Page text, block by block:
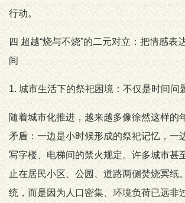
行动。
四 超越“烧与不烧”的二元对立：把情感表
间
1. 城市生活下的祭祀困境：不仅是时间问
随着城市化推进，越来越多像徐然这样的
矛盾：一边是小时候形成的祭祀记忆，一
写字楼、电梯间的禁火规定。许多城市甚
止在居民小区、公园、道路两侧焚烧冥纸
统，而是因为人口密集、环境负荷已远非